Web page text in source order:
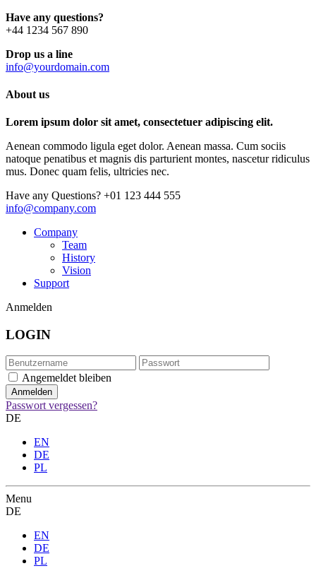
Have any questions?
+44 1234 567 890
Drop us a line
info@yourdomain.com
About us
Lorem ipsum dolor sit amet, consectetuer adipiscing elit.
Aenean commodo ligula eget dolor. Aenean massa. Cum sociis
natoque penatibus et magnis dis parturient montes, nascetur ridiculus
mus. Donec quam felis, ultricies nec.
Have any Questions? +01 123 444 555
info@company.com
Company
Team
History
Vision
Support
Anmelden
LOGIN
Angemeldet bleiben
Passwort vergessen?
DE
EN
DE
PL
Menu
DE
EN
DE
PL